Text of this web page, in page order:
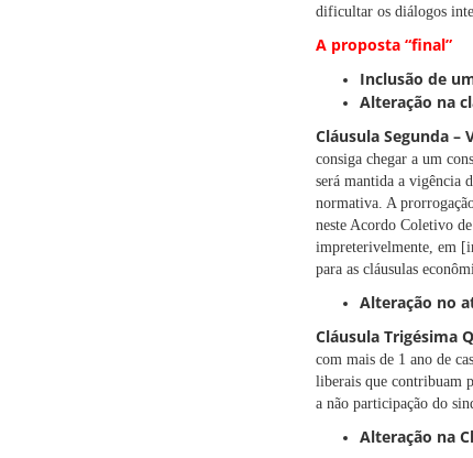
dificultar os diálogos
A proposta “final”
Inclusão de
Alteração na
Cláusula Segunda –
consiga chegar a um
será mantida a vigência
normativa. A
neste Acordo Coletivo
impreterivelmente, em
para as cláusulas
Alteração no
Cláusula Trigésima
com mais de 1 ano de
liberais que contribuam
a não participação do
Alteração na